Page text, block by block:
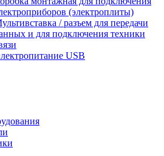
(электроплиты)
/ разъем для передачи
и для подключения техники
USB